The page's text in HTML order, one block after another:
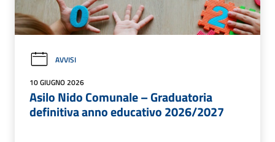
AVVISI
10 GIUGNO 2026
Asilo Nido Comunale – Graduatoria
definitiva anno educativo 2026/2027